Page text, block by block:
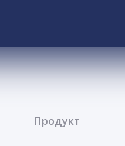
Продукт